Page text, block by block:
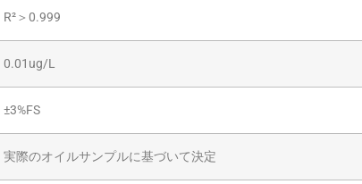
R²＞0.999
0.01ug/L
±3%FS
実際のオイルサンプルに基づいて決定